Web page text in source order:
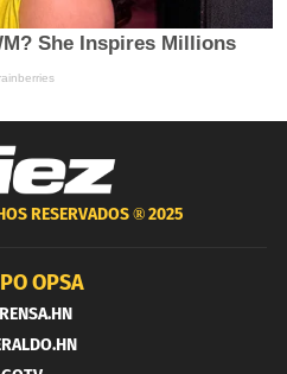
RESERVADOS ®2025
OPSA